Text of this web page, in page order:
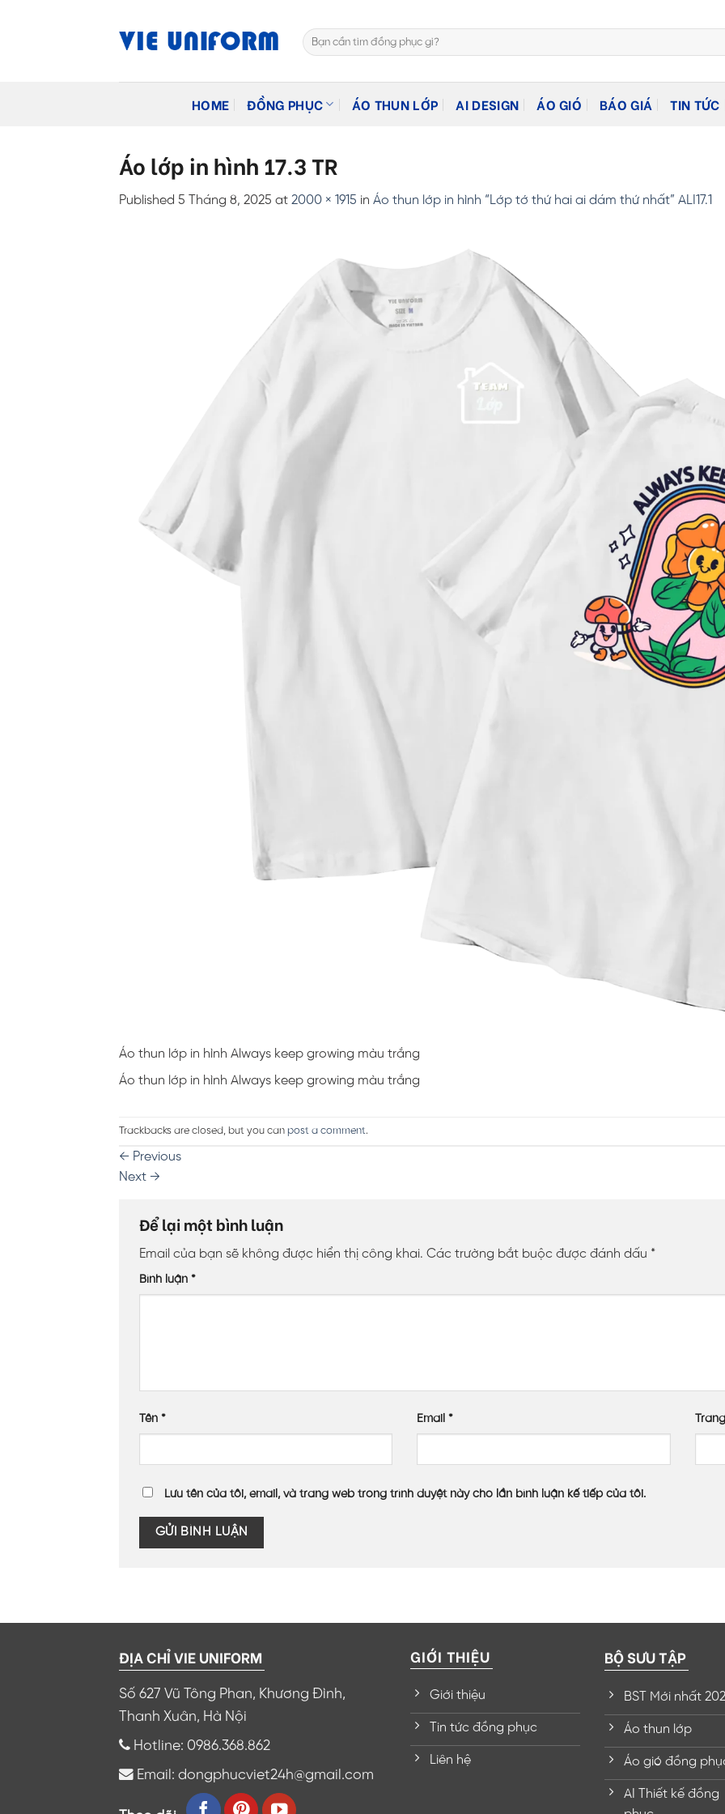
Tìm
kiếm:
HOME ĐỒNG PHỤC ÁO THUN LỚP AI DESIGN ÁO GIÓ BÁO GIÁ TIN TỨC
Áo lớp in hình 17.3 TR
Published 5 Tháng 8, 2025 at 2000 × 1915 in Áo thun lớp in hình “Lớp tớ thứ hai ai dám thứ nhất” ALI17.1
Áo thun lớp in hình Always keep growing màu trắng
Áo thun lớp in hình Always keep growing màu trắng
Trackbacks are closed, but you can post a comment.
← Previous
Next →
Để lại một bình luận
Email của bạn sẽ không được hiển thị công khai. Các trường bắt buộc được đánh dấu *
Bình luận *
Tên * Email*
Lưu tên của tôi, email, và trang web trong trình duyệt này cho lần bình luận kế tiếp của tôi.
ĐỊA CHỈ VIE UNIFORM
Số 627 Vũ Tông Phan, Khương Đình,
Thanh Xuân, Hà Nội
Hotline: 0986.368.862
Email: dongphucviet24h@gmail.com
GIỚI THIỆU
Giới thiệu
Tin tức đồng phục
Liên hệ
BỘ SƯU TẬP
BST Mới nhất
Áo thun lớp
Áo gió đồng
AI Thiết kế đồng